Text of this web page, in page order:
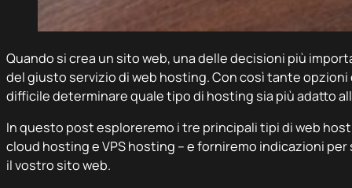
Quando si crea un sito web, una delle decisioni più
del giusto servizio di web hosting. Con così tante
difficile determinare quale tipo di hosting sia più adatto
In questo post esploreremo i tre principali tipi di web
cloud hosting e VPS hosting – e forniremo indicazioni
il vostro sito web.